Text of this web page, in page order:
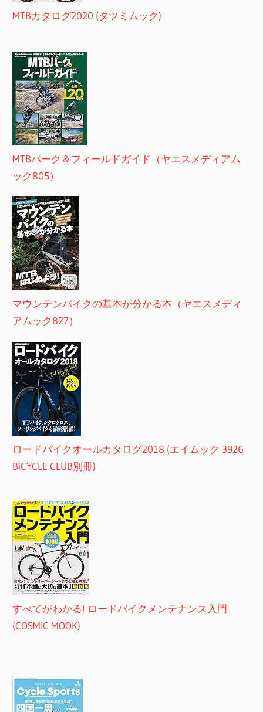
MTBカタログ2020 (タツミムック)
MTBパーク＆フィールドガイド（ヤエスメディアム
ック805）
マウンテンバイクの基本が分かる本（ヤエスメディ
アムック827）
ロードバイクオールカタログ2018 (エイムック 3926
BiCYCLE CLUB別冊)
すべてがわかる! ロードバイクメンテナンス入門
(COSMIC MOOK)